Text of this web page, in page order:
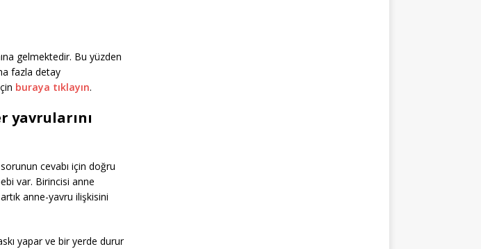
gelmektedir. Bu yüzden
fazla detay
buraya tıklayın.
yavrularını
cevabı için doğru
var. Birincisi anne
anne-yavru ilişkisini
yapar ve bir yerde durur